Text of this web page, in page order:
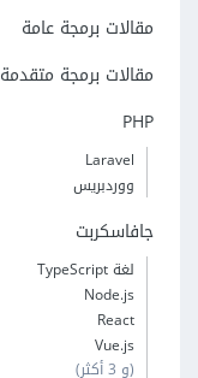
مقالات برمجة عامة
مقالات برمجة متقدمة
PHP
Laravel
ووردبريس
جافاسكربت
لغة TypeScript
Node.js
React
Vue.js
(و 3 أكثر)